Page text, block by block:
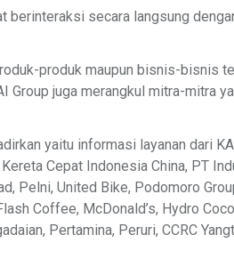
berinteraksi secara langsung
produk maupun bisnis-bisnis
Group juga merangkul mitra-mitra
yaitu informasi layanan dari
Cepat Indonesia China, PT
Pelni, United Bike, Podomoro
Coffee, McDonald’s, Hydro
Pertamina, Peruri, CCRC